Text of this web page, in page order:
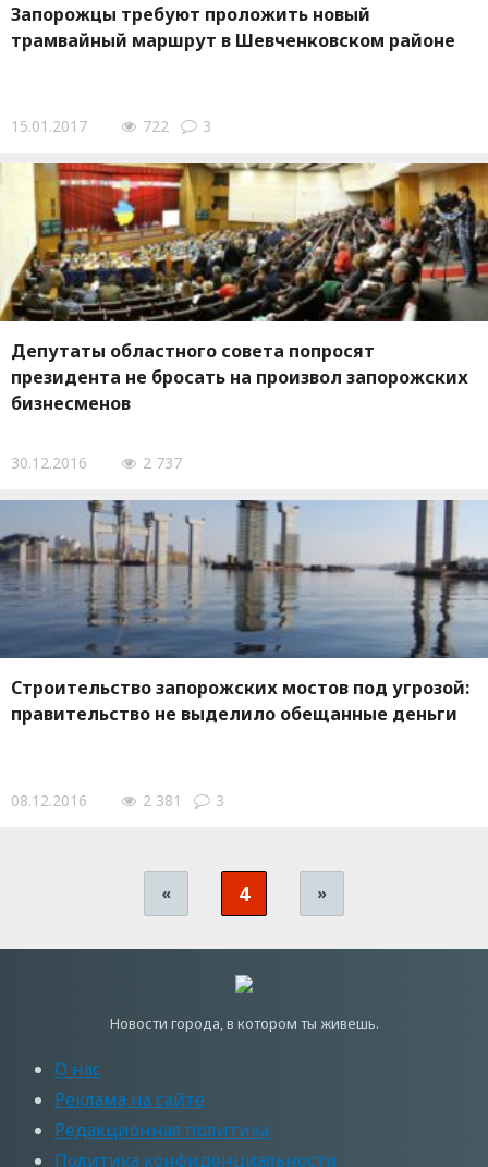
Запорожцы требуют проложить новый
трамвайный маршрут в Шевченковском районе
15.01.2017 722 3
Депутаты областного совета попросят
президента не бросать на произвол запорожских
бизнесменов
30.12.2016 2 737
Строительство запорожских мостов под угрозой:
правительство не выделило обещанные деньги
08.12.2016 2 381 3
« 4 »
Новости города, в котором ты живешь.
О нас
Реклама на сайте
Редакционная политика
Политика конфиденциальности